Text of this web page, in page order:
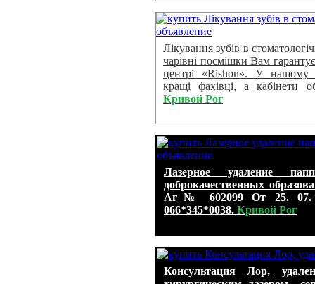
Лікування зубів в
чарівні посмішки Вам
центрі «Rishon». У нашому
кращі фахівці, а кабінети
Кривой Рог
Лазерное удаление
доброкачественных
Аг№ 602099 От 25. 07.
066*345*0038. Кривой Рог
Консультация Лор,